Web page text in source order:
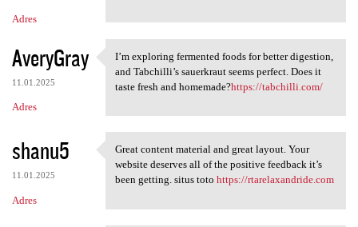
Adres
AveryGray
11.01.2025
Adres
I’m exploring fermented foods
I’m exploring fermented foods for better digestion,
and Tabchilli’s sauerkraut seems perfect. Does it
taste fresh and homemade?https://tabchilli.com/
shanu5
11.01.2025
Adres
Great content material and
Great content material and great layout. Your
website deserves all of the positive feedback it’s
been getting. situs toto https://rtarelaxandride.com